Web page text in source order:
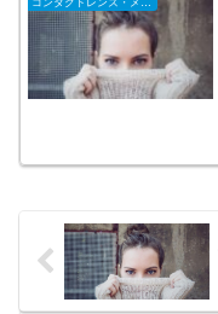
コンタクトレンズ・メガネ